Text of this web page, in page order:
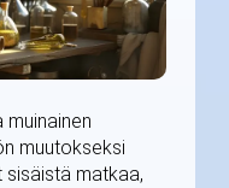
muinainen
muutokseksi
sisäistä matkaa,